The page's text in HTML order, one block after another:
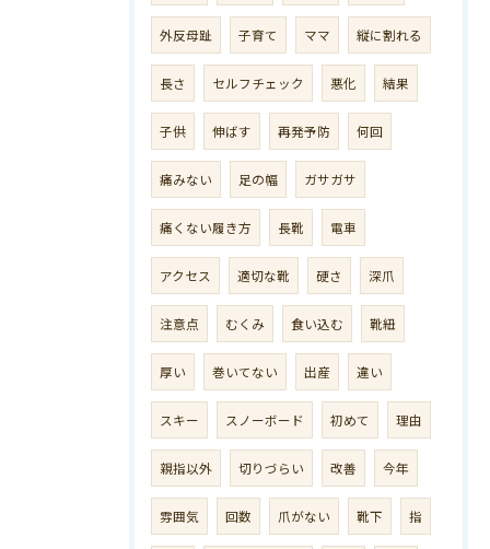
外反母趾 子育て ママ 縦に割れる
長さ セルフチェック 悪化 結果
子供 伸ばす 再発予防 何回
痛みない 足の幅 ガサガサ
痛くない履き方 長靴 電車
アクセス 適切な靴 硬さ 深爪
注意点 むくみ 食い込む 靴紐
厚い 巻いてない 出産 違い
スキー スノーボード 初めて 理由
親指以外 切りづらい 改善 今年
雰囲気 回数 爪がない 靴下 指